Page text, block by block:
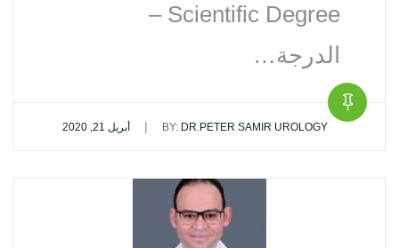
Scientific Degree –
الدرجة…
BY: DR.PETER SAMIR UROLOGY
| أبريل 21, 2020